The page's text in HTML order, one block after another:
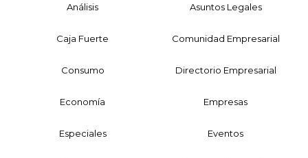
Análisis Asuntos Legales
Caja Fuerte Comunidad Empresarial
Consumo Directorio Empresarial
Economía Empresas
Especiales Eventos